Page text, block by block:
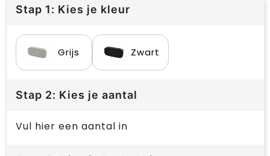
Stap 1: Kies je kleur
Grijs Zwart
Stap 2: Kies je aantal
Vul hier een aantal in